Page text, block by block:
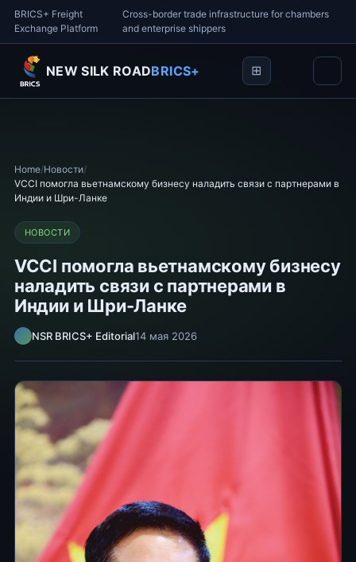
BRICS+ Freight
Exchange Platform
Cross-border trade infrastructure for chambers
and enterprise shippers
NEW SILK ROADBRICS+
Home/Новости/
VCCI помогла вьетнамскому бизнесу наладить связи с партнерами в
Индии и Шри-Ланке
НОВОСТИ
VCCI помогла вьетнамскому бизнесу
наладить связи с партнерами в
Индии и Шри-Ланке
NSR BRICS+ Editorial14 мая 2026